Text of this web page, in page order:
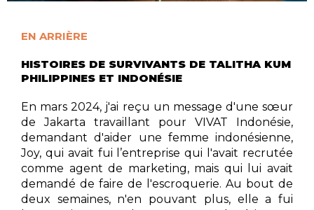
EN ARRIÈRE
HISTOIRES DE SURVIVANTS DE TALITHA KUM
PHILIPPINES ET INDONÉSIE
En mars 2024, j'ai reçu un message d'une sœur
de Jakarta travaillant pour VIVAT Indonésie,
demandant d'aider une femme indonésienne,
Joy, qui avait fui l’entreprise qui l'avait recrutée
comme agent de marketing, mais qui lui avait
demandé de faire de l'escroquerie. Au bout de
deux semaines, n'en pouvant plus, elle a fui